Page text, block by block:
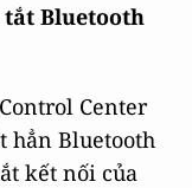
Bluetooth
Center
hẳn Bluetooth
kết nối của